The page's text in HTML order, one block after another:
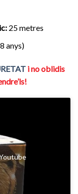
25 metres
anys)
i no oblidis